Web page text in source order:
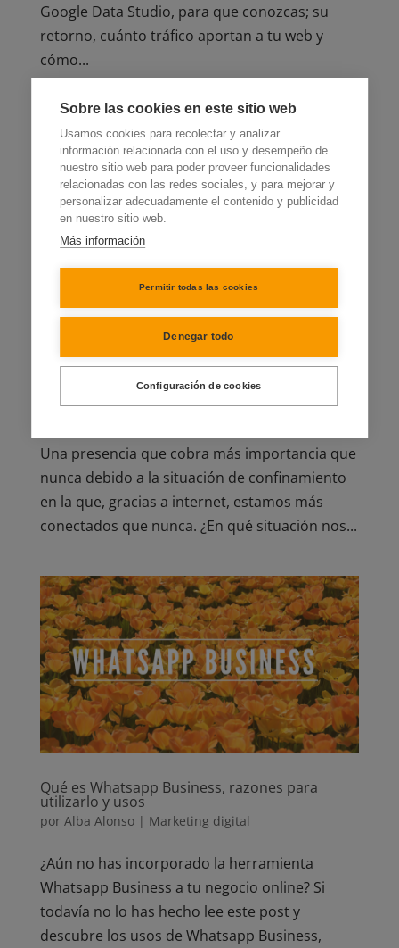
Google Data Studio, para que conozcas; su
retorno, cuánto tráfico aportan a tu web y
cómo...
Ante el Coronavirus mejora tu presencia online
porAlba Alonso|Analítica Digital
En este post descubrirás cómo la analítica web
Una presencia que cobra más importancia que
nunca debido a la situación de confinamiento
en la que, gracias a internet, estamos más
conectados que nunca. ¿En qué situación nos...
Qué es Whatsapp Business, razones para
utilizarlo y usos
por Alba Alonso| Marketing digital
¿Aún no has incorporado la herramienta
Whatsapp Business a tu negocio online? Si
todavía no lo has hecho lee este post y
descubre los usos de Whatsapp Business,
Sobre las cookies en este sitio web
Usamos cookies para recolectar y analizar
información relacionada con el uso y desempeño de
nuestro sitio web para poder proveer funcionalidades
relacionadas con las redes sociales, y para mejorar y
personalizar adecuadamente el contenido y publicidad
en nuestro sitio web.
Más información
Permitir todas las cookies
Denegar todo
Configuración de cookies